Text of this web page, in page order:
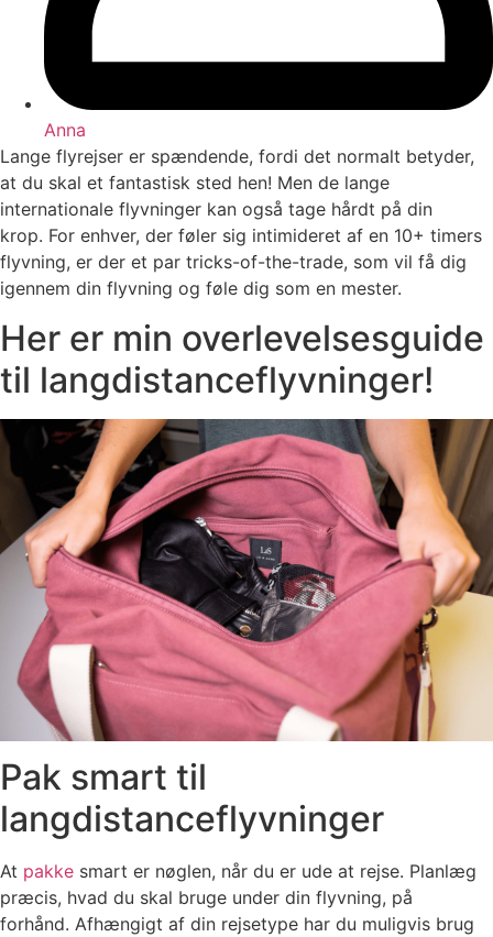
Anna
Lange flyrejser er spændende, fordi det normalt betyder,
at du skal et fantastisk sted hen! Men de lange
internationale flyvninger kan også tage hårdt på din
krop. For enhver, der føler sig intimideret af en 10+ timers
flyvning, er der et par tricks-of-the-trade, som vil få dig
igennem din flyvning og føle dig som en mester.
Her er min overlevelsesguide
til langdistanceflyvninger!
Pak smart til
langdistanceflyvninger
At pakke smart er nøglen, når du er ude at rejse. Planlæg
præcis, hvad du skal bruge under din flyvning, på
forhånd. Afhængigt af din rejsetype har du muligvis brug